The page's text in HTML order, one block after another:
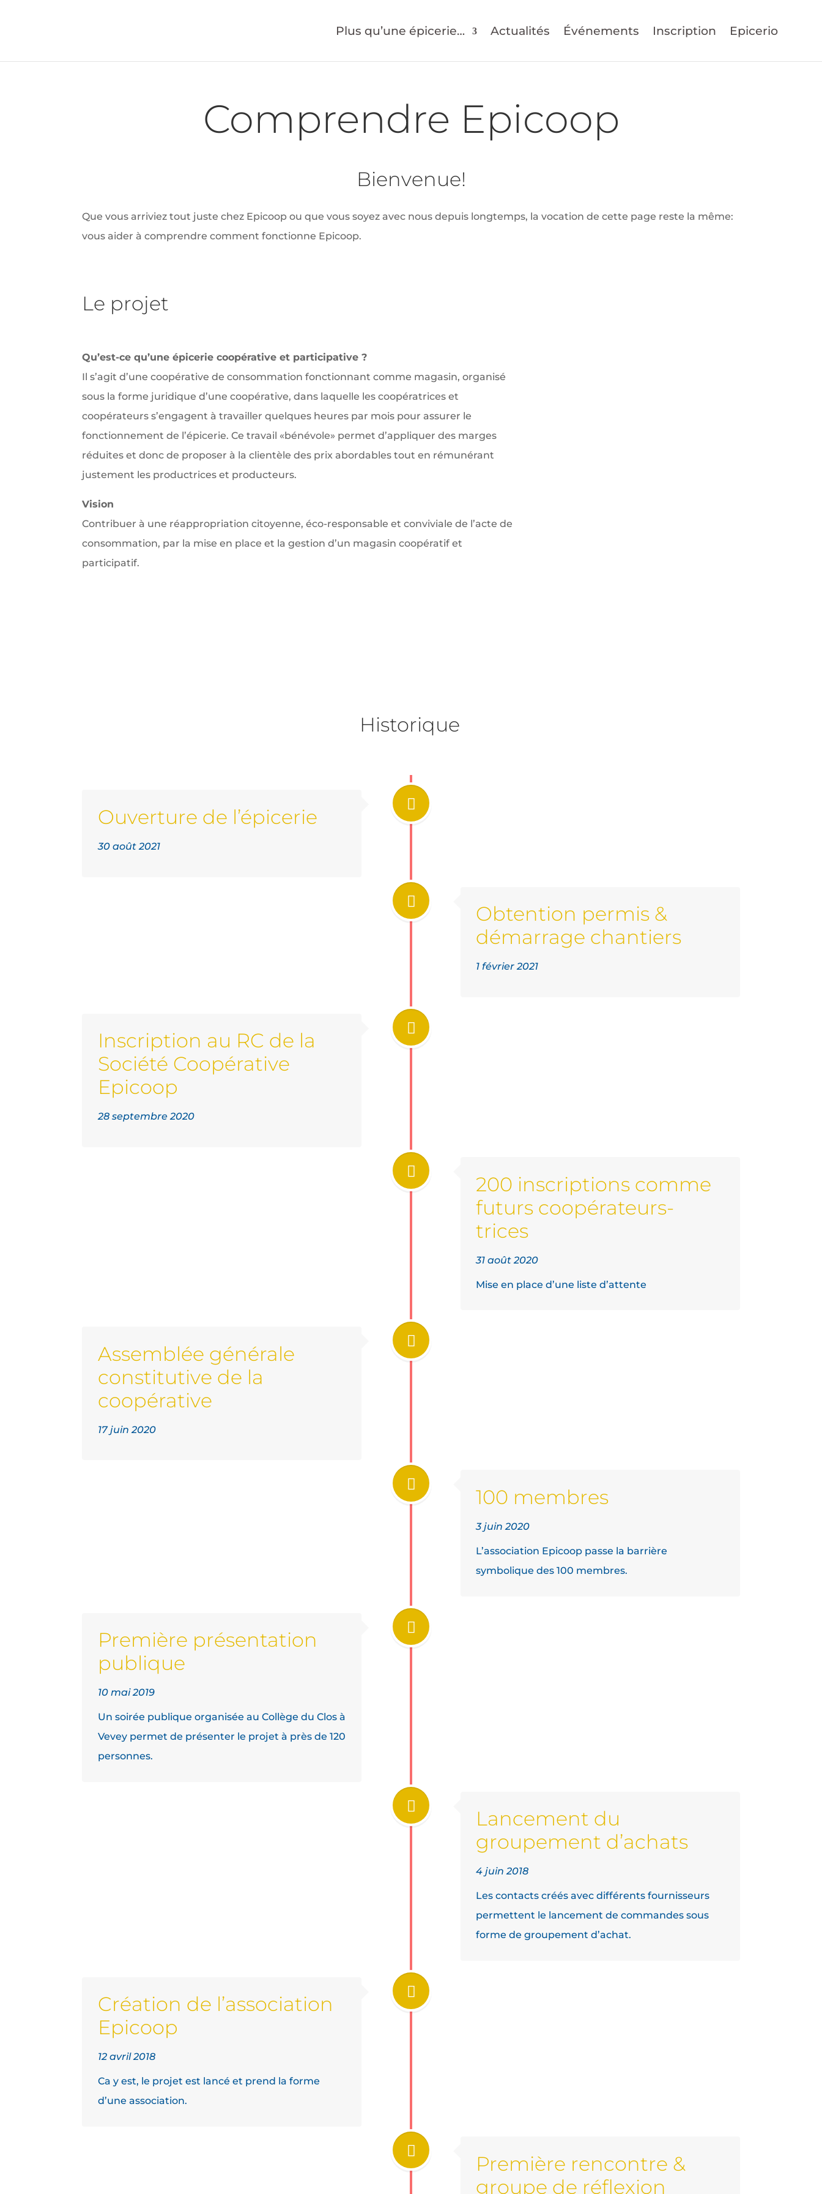
Plus qu’une épicerie… Actualités Événements Inscription Epicerio
Comprendre Epicoop
Bienvenue!
Que vous arriviez tout juste chez Epicoop ou que vous soyez avec nous depuis longtemps, la vocation de cette page reste la même:
vous aider à comprendre comment fonctionne Epicoop.
Le projet
Qu’est-ce qu’une épicerie coopérative et participative ?
Il s’agit d’une coopérative de consommation fonctionnant comme magasin, organisé
sous la forme juridique d’une coopérative, dans laquelle les coopératrices et
coopérateurs s’engagent à travailler quelques heures par mois pour assurer le
fonctionnement de l’épicerie. Ce travail «bénévole» permet d’appliquer des marges
réduites et donc de proposer à la clientèle des prix abordables tout en rémunérant
justement les productrices et producteurs.
Vision
Contribuer à une réappropriation citoyenne, éco-responsable et conviviale de l’acte de
consommation, par la mise en place et la gestion d’un magasin coopératif et
participatif.
Historique
Ouverture de l’épicerie
30 août 2021
Obtention permis &
démarrage chantiers
1 février 2021
Inscription au RC de la
Société Coopérative
Epicoop
28 septembre 2020
200 inscriptions comme
futurs coopérateurs-
trices
31 août 2020
Mise en place d’une liste d’attente
Assemblée générale
constitutive de la
coopérative
17 juin 2020
100 membres
3 juin 2020
L’association Epicoop passe la barrière
symbolique des 100 membres.
Première présentation
publique
10 mai 2019
Un soirée publique organisée au Collège du Clos à
Vevey permet de présenter le projet à près de 120
personnes.
Lancement du
groupement d’achats
4 juin 2018
Les contacts créés avec différents fournisseurs
permettent le lancement de commandes sous
forme de groupement d’achat.
Création de l’association
Epicoop
12 avril 2018
Ca y est, le projet est lancé et prend la forme
d’une association.
Première rencontre &
groupe de réflexion